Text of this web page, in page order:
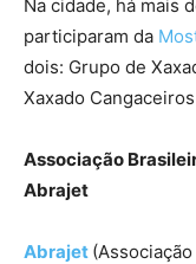
Na cidade, há mais
participaram da
dois: Grupo de
Xaxado
Associação
Abrajet
Abrajet